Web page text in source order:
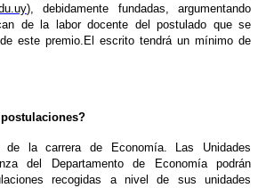
), debidamente fundadas, argumentando
de la labor docente delpostulado que se
este premio.El escrito tendrá un mínimo de
de la carrera de Economía. Las Unidades
del Departamento de Economía podrán
recogidas a nivel de sus unidades